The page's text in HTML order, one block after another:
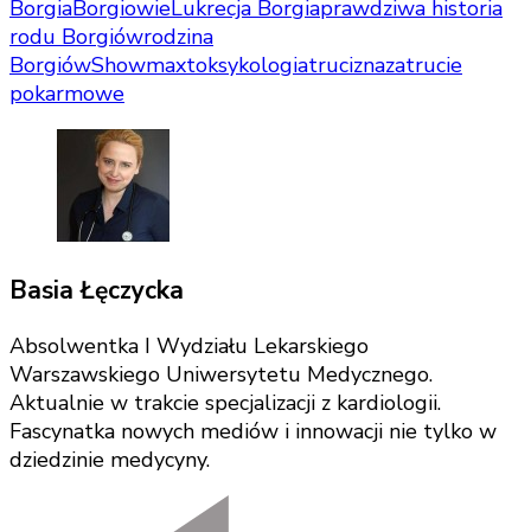
BorgiaBorgiowieLukrecja Borgiaprawdziwa historia
rodu Borgiówrodzina
BorgiówShowmaxtoksykologiatruciznazatrucie
pokarmowe
Basia Łęczycka
Absolwentka I Wydziału Lekarskiego
Warszawskiego Uniwersytetu Medycznego.
Aktualnie w trakcie specjalizacji z kardiologii.
Fascynatka nowych mediów i innowacji nie tylko w
dziedzinie medycyny.